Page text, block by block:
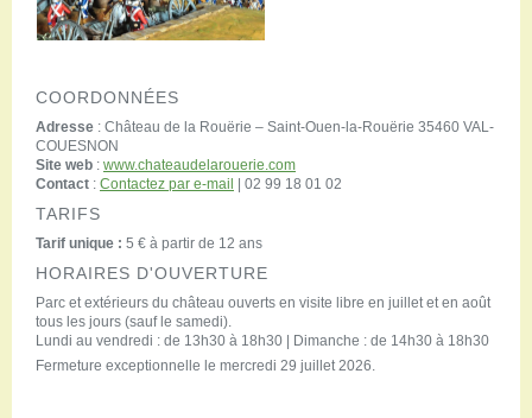
COORDONNÉES
Adresse : Château de la Rouërie – Saint-Ouen-la-Rouërie 35460 VAL-
COUESNON
Site web : www.chateaudelarouerie.com
Contact : Contactez par e-mail | 02 99 18 01 02
TARIFS
Tarif unique : 5 € à partir de 12 ans
HORAIRES D'OUVERTURE
Parc et extérieurs du château ouverts en visite libre en juillet et en août
tous les jours (sauf le samedi).
Lundi au vendredi : de 13h30 à 18h30 | Dimanche : de 14h30 à 18h30
Fermeture exceptionnelle le mercredi 29 juillet 2026.